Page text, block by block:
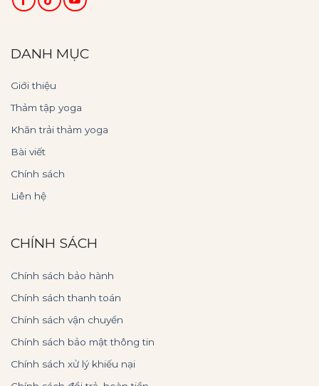
DANH MỤC
Giới thiệu
Thảm tập yoga
Khăn trải thảm yoga
Bài viết
Chính sách
Liên hệ
CHÍNH SÁCH
Chính sách bảo hành
Chính sách thanh toán
Chính sách vận chuyển
Chính sách bảo mật thông tin
Chính sách xử lý khiếu nại